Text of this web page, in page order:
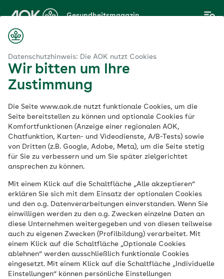
Datenschutzhinweis: Die AOK nutzt Cookies
Wir bitten um Ihre
Zustimmung
Die Seite www.aok.de nutzt funktionale Cookies, um die
Seite bereitstellen zu können und optionale Cookies für
Komfortfunktionen (Anzeige einer regionalen AOK,
Chatfunktion, Karten- und Videodienste, A/B-Tests) sowie
von Dritten (z.B. Google, Adobe, Meta), um die Seite stetig
für Sie zu verbessern und um Sie später zielgerichtet
ansprechen zu können.
Mit einem Klick auf die Schaltfläche „Alle akzeptieren“
erklären Sie sich mit dem Einsatz der optionalen Cookies
und den o.g. Datenverarbeitungen einverstanden. Wenn Sie
einwilligen werden zu den o.g. Zwecken einzelne Daten an
diese Unternehmen weitergegeben und von diesen teilweise
auch zu eigenen Zwecken (Profilbildung) verarbeitet. Mit
einem Klick auf die Schaltfläche „Optionale Cookies
ablehnen“ werden ausschließlich funktionale Cookies
eingesetzt. Mit einem Klick auf die Schaltfläche „Individuelle
Einstellungen“ können persönliche Einstellungen
Hauptinhalt
springen
Gesundheitsmagazin
Antibiotika mit
Bedacht einsetzen
Veröffentlicht am:
02.06.2022
aktualisiert am 29.09.2023
5 Minuten Lesedauer
Antibiotika haben die Medizin für immer
verändert: Als wirksame Mittel gegen
Bakterien helfen sie bei lebensgefährlichen
Infektionen. Allerdings nur, wenn sie
richtig angewendet werden.